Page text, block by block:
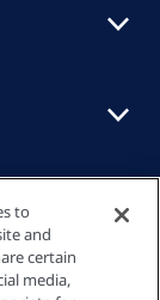
to
and
certain
media,